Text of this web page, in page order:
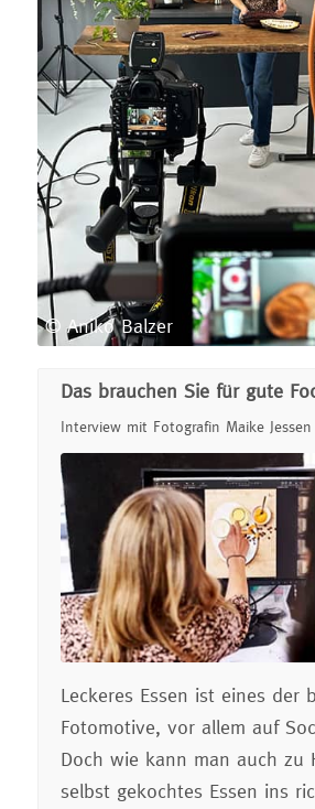
© Aniko Balzer
Das brauchen Sie für gute
Interview mit Fotografin Maike Jessen
Leckeres Essen ist eines der
Fotomotive, vor allem auf
Doch wie kann man auch zu
selbst gekochtes Essen ins